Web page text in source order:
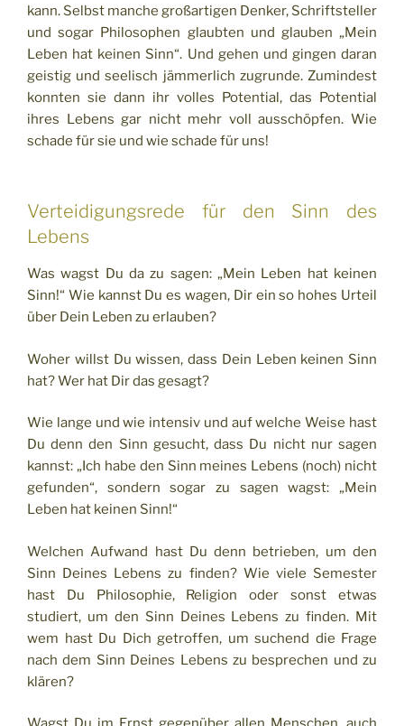
kann. Selbst manche großartigen Denker, Schriftsteller
und sogar Philosophen glaubten und glauben „Mein
Leben hat keinen Sinn“. Und gehen und gingen daran
geistig und seelisch jämmerlich zugrunde. Zumindest
konnten sie dann ihr volles Potential, das Potential
ihres Lebens gar nicht mehr voll ausschöpfen. Wie
schade für sie und wie schade für uns!
Verteidigungsrede für den Sinn des
Lebens
Was wagst Du da zu sagen: „Mein Leben hat keinen
Sinn!“ Wie kannst Du es wagen, Dir ein so hohes Urteil
über Dein Leben zu erlauben?
Woher willst Du wissen, dass Dein Leben keinen Sinn
hat? Wer hat Dir das gesagt?
Wie lange und wie intensiv und auf welche Weise hast
Du denn den Sinn gesucht, dass Du nicht nur sagen
kannst: „Ich habe den Sinn meines Lebens (noch) nicht
gefunden“, sondern sogar zu sagen wagst: „Mein
Leben hat keinen Sinn!“
Welchen Aufwand hast Du denn betrieben, um den
Sinn Deines Lebens zu finden? Wie viele Semester
hast Du Philosophie, Religion oder sonst etwas
studiert, um den Sinn Deines Lebens zu finden. Mit
wem hast Du Dich getroffen, um suchend die Frage
nach dem Sinn Deines Lebens zu besprechen und zu
klären?